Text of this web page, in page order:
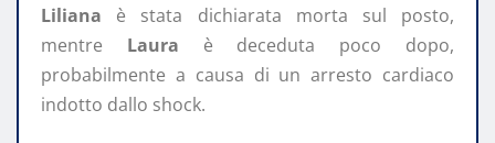
Liliana è stata dichiarata morta sul posto,
mentre Laura è deceduta poco dopo,
probabilmente a causa di un arresto cardiaco
indotto dallo shock.